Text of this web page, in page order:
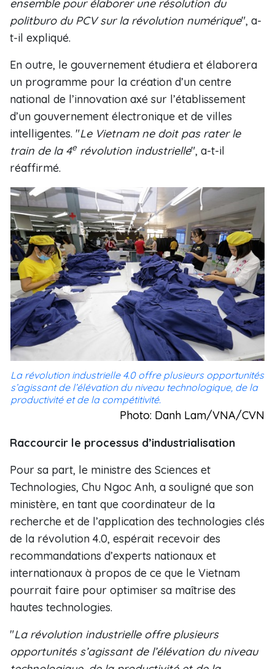
ensemble pour élaborer une résolution du
politburo du PCV sur la révolution numérique", a-
t-il expliqué.
En outre, le gouvernement étudiera et élaborera
un programme pour la création d’un centre
national de l’innovation axé sur l’établissement
d’un gouvernement électronique et de villes
intelligentes. "Le Vietnam ne doit pas rater le
train de la 4erévolution industrielle", a-t-il
réaffirmé.
La révolution industrielle 4.0 offre plusieurs opportunités
s’agissant de l’élévation du niveau technologique, de la
productivité et de la compétitivité.
Photo: Danh Lam/VNA/CVN
Raccourcir le processus d’industrialisation
Pour sa part, le ministre des Sciences et
Technologies, Chu Ngoc Anh, a souligné que son
ministère, en tant que coordinateur de la
recherche et de l’application des technologies clés
de la révolution 4.0, espérait recevoir des
recommandations d’experts nationaux et
internationaux à propos de ce que le Vietnam
pourrait faire pour optimiser sa maîtrise des
hautes technologies.
"La révolution industrielle offre plusieurs
opportunités s’agissant de l’élévation du niveau